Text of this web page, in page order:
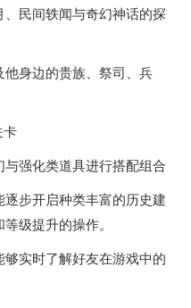
民间轶闻与奇幻神话的探
身边的贵族、祭司、兵
卡
强化类道具进行搭配组合
步开启种类丰富的历史建
级提升的操作。
够实时了解好友在游戏中的